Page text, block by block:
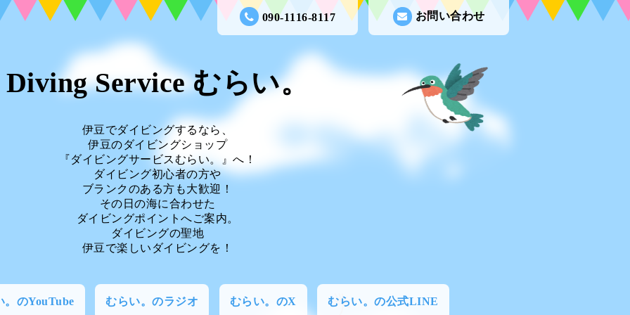
お問い合わせ
090-1116-8117
Diving Service むらい。
伊豆でダイビングするなら、
伊豆のダイビングショップ
『ダイビングサービスむらい。』へ！
ダイビング初心者の方や
ブランクのある方も大歓迎！
その日の海に合わせた
ダイビングポイントへご案内。
ダイビングの聖地
伊豆で楽しいダイビングを！
。のYouTube むらい。のラジオ むらい。のX むらい。の公式LINE